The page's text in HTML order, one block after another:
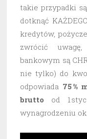
takie przypadki
dotknąć
kredytów,
zwrócić
bankowym są
nie tylko) do
odpowiada 75 %
brutto od 1
wynagrodzeniu